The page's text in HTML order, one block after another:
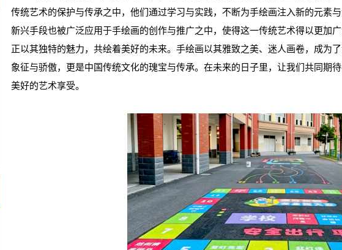
传统艺术的保护与传承之中，他们通过学习与实践，不断为手绘画注入新的元素
新兴手段也被广泛应用于手绘画的创作与推广之中，使得这一传统艺术得以更加
正以其独特的魅力，共绘着美好的未来。手绘画以其雅致之美、迷人画卷，成为
象征与骄傲，更是中国传统文化的瑰宝与传承。在未来的日子里，让我们共同期
美好的艺术享受。